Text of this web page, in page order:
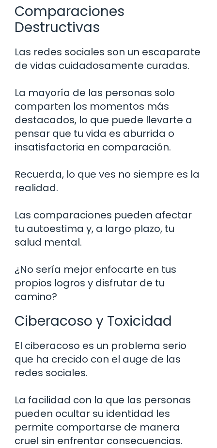
Comparaciones
Destructivas
Las redes sociales son un escaparate
de vidas cuidadosamente curadas.
La mayoría de las personas solo
comparten los momentos más
destacados, lo que puede llevarte a
pensar que tu vida es aburrida o
insatisfactoria en comparación.
Recuerda, lo que ves no siempre es la
realidad.
Las comparaciones pueden afectar
tu autoestima y, a largo plazo, tu
salud mental.
¿No sería mejor enfocarte en tus
propios logros y disfrutar de tu
camino?
Ciberacoso y Toxicidad
El ciberacoso es un problema serio
que ha crecido con el auge de las
redes sociales.
La facilidad con la que las personas
pueden ocultar su identidad les
permite comportarse de manera
cruel sin enfrentar consecuencias.